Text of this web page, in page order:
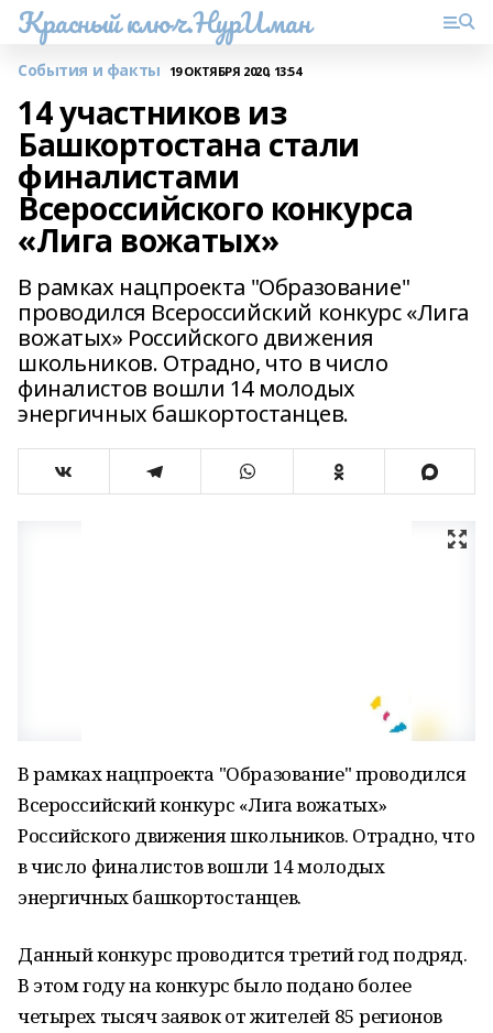
Красный ключ.НурИман
События и факты 19 ОКТЯБРЯ 2020, 13:54
14 участников из
Башкортостана стали
финалистами
Всероссийского конкурса
«Лига вожатых»
В рамках нацпроекта "Образование"
проводился Всероссийский конкурс «Лига
вожатых» Российского движения
школьников. Отрадно, что в число
финалистов вошли 14 молодых
энергичных башкортостанцев.
В рамках нацпроекта "Образование" проводился
Всероссийский конкурс «Лига вожатых»
Российского движения школьников. Отрадно, что
в число финалистов вошли 14 молодых
энергичных башкортостанцев.
Данный конкурс проводится третий год подряд.
В этом году на конкурс было подано более
четырех тысяч заявок от жителей 85 регионов